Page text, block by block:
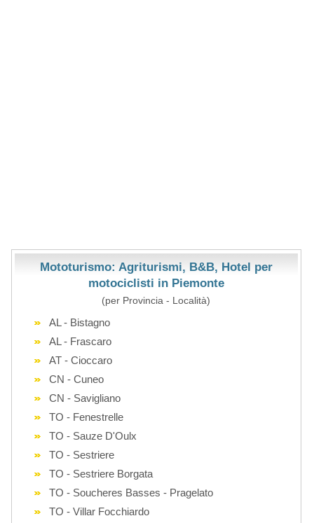
Mototurismo: Agriturismi, B&B, Hotel per
motociclisti in Piemonte
(per Provincia - Località)
AL - Bistagno
AL - Frascaro
AT - Cioccaro
CN - Cuneo
CN - Savigliano
TO - Fenestrelle
TO - Sauze D'Oulx
TO - Sestriere
TO - Sestriere Borgata
TO - Soucheres Basses - Pragelato
TO - Villar Focchiardo